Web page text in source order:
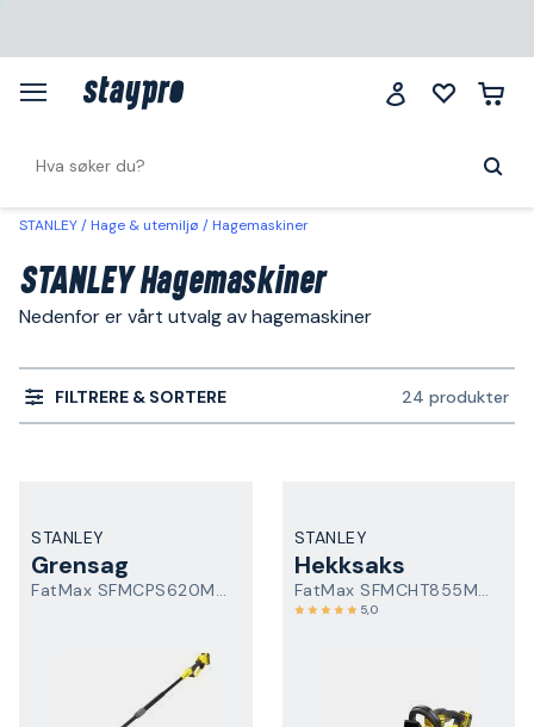
STANLEY Hage & utemiljø Hagemaskiner
STANLEY Hagemaskiner
Nedenfor er vårt utvalg av hagemaskiner
FILTRERE & SORTERE 24 produkter
STANLEY
Grensag
FatMax SFMCPS620M1-QW
STANLEY
Hekksaks
FatMax SFMCHT855M1-QW
5,0